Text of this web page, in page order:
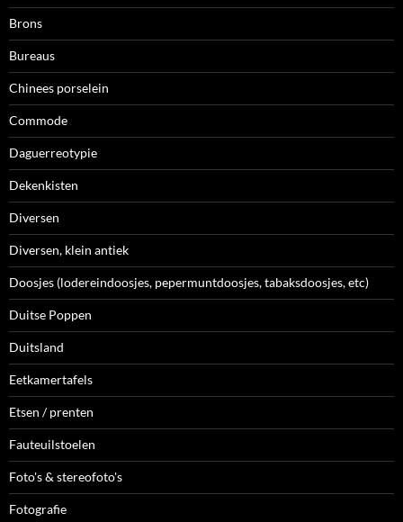
Brons
Bureaus
Chinees porselein
Commode
Daguerreotypie
Dekenkisten
Diversen
Diversen, klein antiek
Doosjes (lodereindoosjes, pepermuntdoosjes, tabaksdoosjes, etc)
Duitse Poppen
Duitsland
Eetkamertafels
Etsen / prenten
Fauteuilstoelen
Foto's & stereofoto's
Fotografie